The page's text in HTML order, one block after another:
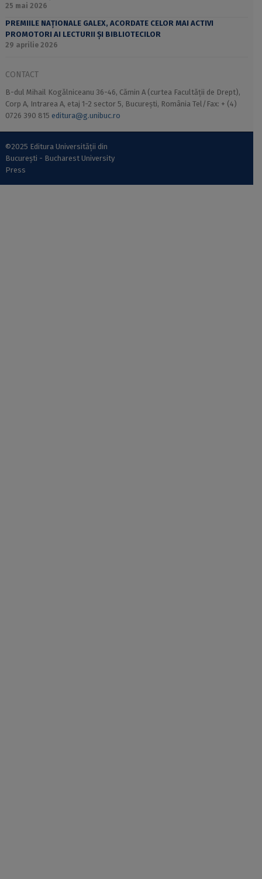
25 mai 2026
PREMIILE NAȚIONALE GALEX, ACORDATE CELOR MAI ACTIVI
PROMOTORI AI LECTURII ȘI BIBLIOTECILOR
29 aprilie 2026
CONTACT
B-dul Mihail Kogălniceanu 36-46, Cămin A (curtea Facultății de Drept),
Corp A, Intrarea A, etaj 1-2 sector 5, București, România Tel/Fax: + (4)
0726 390 815 editura@g.unibuc.ro
©2025 Editura Universității din
București - Bucharest University
Press